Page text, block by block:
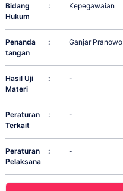
Bidang
Hukum
: Kepegawaian
Penanda
tangan
: Ganjar Pranowo
Hasil Uji
Materi
: -
Peraturan
Terkait
: -
Peraturan
Pelaksana
: -